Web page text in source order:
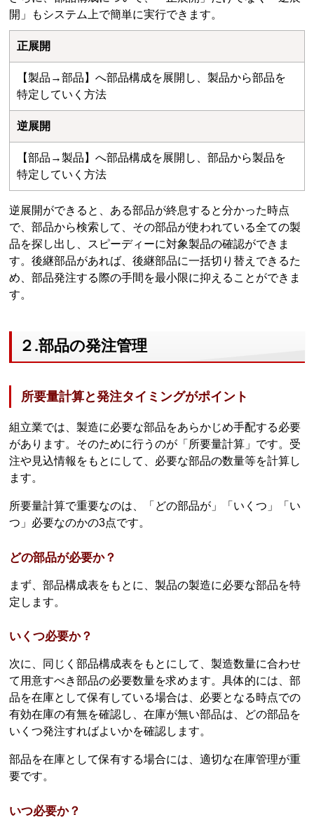
開」もシステム上で簡単に実行できます。
正展開
【製品→部品】へ部品構成を展開し、製品から部品を
特定していく方法
逆展開
【部品→製品】へ部品構成を展開し、部品から製品を
特定していく方法
逆展開ができると、ある部品が終息すると分かった時点
で、部品から検索して、その部品が使われている全ての製
品を探し出し、スピーディーに対象製品の確認ができま
す。後継部品があれば、後継部品に一括切り替えできるた
め、部品発注する際の手間を最小限に抑えることができま
す。
２.部品の発注管理
所要量計算と発注タイミングがポイント
組立業では、製造に必要な部品をあらかじめ手配する必要
があります。そのために行うのが「所要量計算」です。受
注や見込情報をもとにして、必要な部品の数量等を計算し
ます。
所要量計算で重要なのは、「どの部品が」「いくつ」「い
つ」必要なのかの3点です。
どの部品が必要か？
まず、部品構成表をもとに、製品の製造に必要な部品を特
定します。
いくつ必要か？
次に、同じく部品構成表をもとにして、製造数量に合わせ
て用意すべき部品の必要数量を求めます。具体的には、部
品を在庫として保有している場合は、必要となる時点での
有効在庫の有無を確認し、在庫が無い部品は、どの部品を
いくつ発注すればよいかを確認します。
部品を在庫として保有する場合には、適切な在庫管理が重
要です。
いつ必要か？